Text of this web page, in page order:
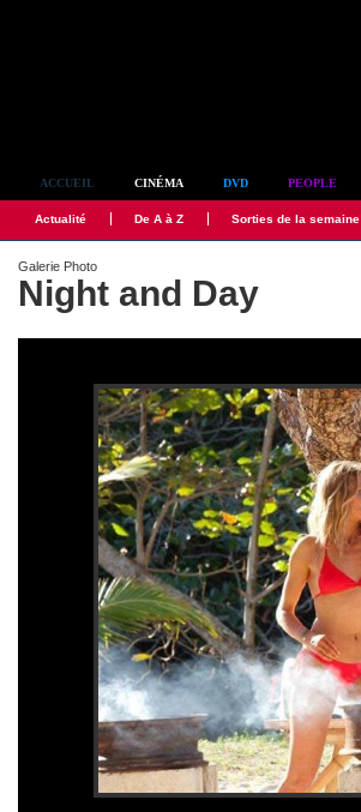
ACCUEIL CINÉMA DVD PEOPLE
Actualité De A à Z Sorties de la semaine
Galerie Photo
Night and Day